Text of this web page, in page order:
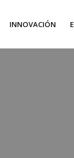
INNOVACIÓN